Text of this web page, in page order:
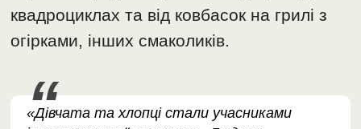
квадроциклах та від ковбасок на грилі з
огірками, інших смаколиків.
«Дівчата та хлопці стали учасниками